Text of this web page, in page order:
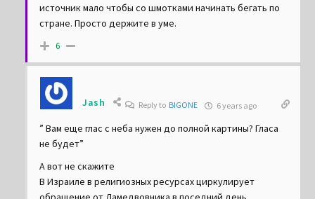
источник мало чтобы со шмотками начинать бегать по
стране. Просто держите в уме.
6
Jash Reply to BIGONE 6 years ago
” Вам еще глас с неба нужен до полной картины? Гласа
не будет”
А вот не скажите
В Израиле в религиозных ресурсах циркулирует